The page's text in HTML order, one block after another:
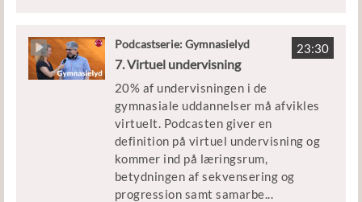
Mette Trangbæk er rektor på Greve
Gymnasium, Ellen Krogh er
professor i danskfagets didaktik på
SDU og primus motor i en lang række
forskningsprojekter om skriftlighed
og skri-veudvikling i gymnasiet
23:30
Podcastserie: Gymnasielyd
7. Virtuel undervisning
20% af undervisningen i de
gymnasiale uddannelser må afvikles
virtuelt. Podcasten giver en
definition på virtuel undervisning og
kommer ind på læringsrum,
betydningen af sekvensering og
progression samt samarbe...